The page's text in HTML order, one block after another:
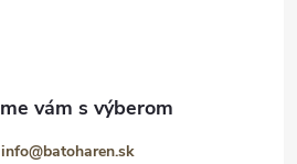
info@batoharen.sk